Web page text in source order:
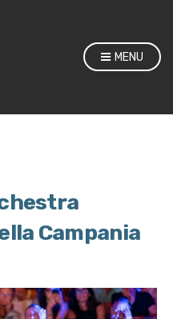
MENU
Campania